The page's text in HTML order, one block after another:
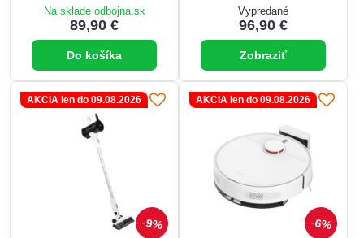
Na sklade odbojna.sk
89,90 €
Do košíka
Vypredané
96,90 €
Zobraziť
9%
AKCIA len do 09.08.2026
6%
AKCIA len do 09.08.2026